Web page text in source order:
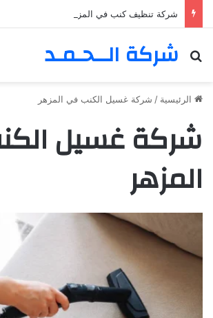
شركة تنظيف كنب في المزهر – دبي 0555980700 – خصم30%
شركة الــحـمـد
بحث عن
الرئيسية / شركة غسيل الكنب في المزهر
شركة غسيل
المزهر